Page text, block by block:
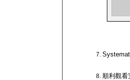
順利觀